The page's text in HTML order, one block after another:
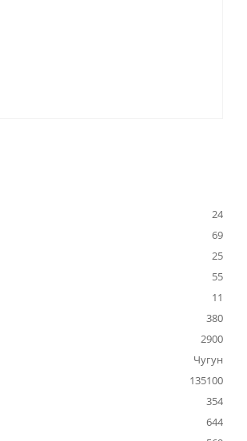
24
69
25
55
11
380
2900
Чугун
135100
354
644